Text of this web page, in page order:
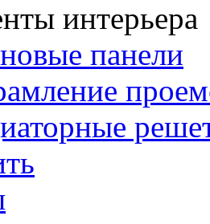
интерьера
панели